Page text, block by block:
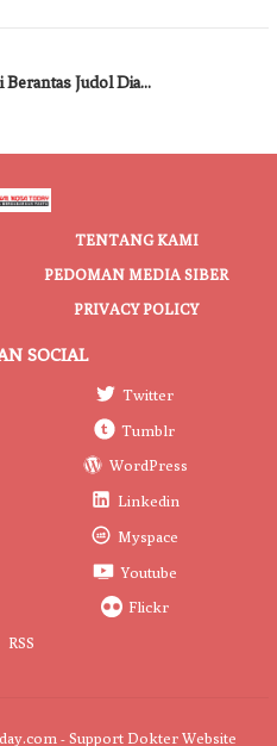
Judol Dia…
TENTANG KAMI
PEDOMAN MEDIA SIBER
PRIVACY POLICY
SOCIAL
Twitter
Tumblr
WordPress
Linkedin
Myspace
Youtube
Flickr
RSS
- Support Dokter Website